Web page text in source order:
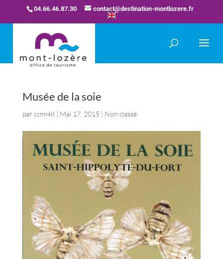
04.66.46.87.30 contact@destination-montlozere.fr
Musée de la soie
par ccml48| Mai 17, 2015 | Non classé